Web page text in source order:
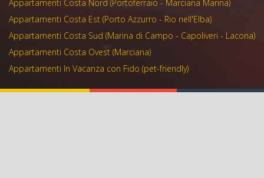
Appartamenti Costa Nord (Portoferraio - Marciana Marina)
Appartamenti Costa Est (Porto Azzurro - Rio nell'Elba)
Appartamenti Costa Sud (Marina di Campo - Capoliveri - Lacona)
Appartamenti Costa Ovest (Marciana)
Appartamenti In Vacanza con Fido (pet-friendly)